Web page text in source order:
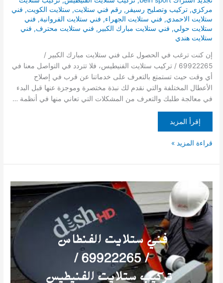
مركزي,تركيب وتصليح رسيفر , رقم فني ستلايت, ستلايت الكويت, فني
ستلايت الاحمدي, فني ستلايت الجهراء, فني ستلايت الفروانية, فني
ستلايت حولي, فني ستلايت مبارك الكبير , فني ستلايت محترف, فني
ستلايت هندي
إن كنت ترغب في الحصول على فني ستلايت مبارك الكبير /
69922265 / تركيب ستلايت الفنيطيس، فلا تتردد في التواصل معنا في
أي وقت حيث تستمتع بالتعرف على خدماتنا عن قرب في إصلاح
الأعطال المختلفة والتي نقدم لك نبذة مختصرة وموجزة عنها قبل البدء
في معالجة طلبك والتعرف من المشكلات التي تعاني منها في أنظمة …
إقرأ المزيد
قراءة المزيد »
فني
ستلايت
الفنطاس
/
69922265
تركيب
ستلايت
الفنيطيس